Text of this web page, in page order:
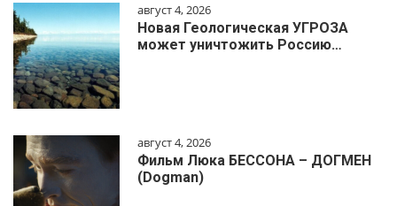
август 4, 2026
Новая Геологическая УГРОЗА
может уничтожить Россию…
август 4, 2026
Фильм Люка БЕССОНА – ДОГМЕН
(Dogman)